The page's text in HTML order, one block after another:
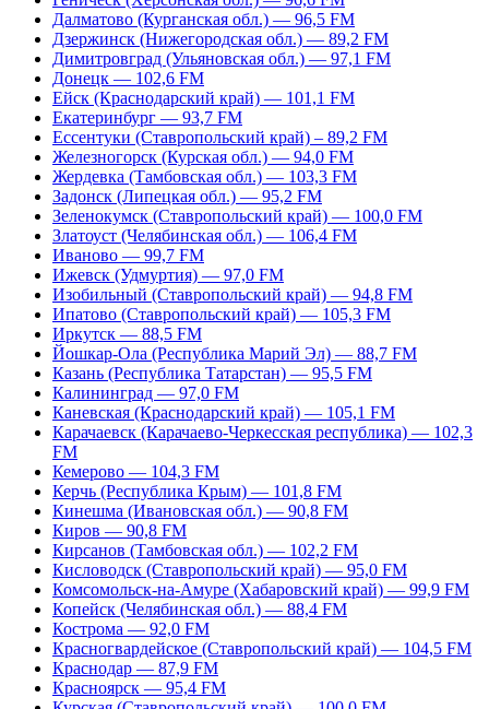
Далматово (Курганская обл.) — 96,5 FM
Дзержинск (Нижегородская обл.) — 89,2 FM
Димитровград (Ульяновская обл.) — 97,1 FM
Донецк — 102,6 FM
Ейск (Краснодарский край) — 101,1 FM
Екатеринбург — 93,7 FM
Ессентуки (Ставропольский край) – 89,2 FM
Железногорск (Курская обл.) — 94,0 FM
Жердевка (Тамбовская обл.) — 103,3 FM
Задонск (Липецкая обл.) — 95,2 FM
Зеленокумск (Ставропольский край) — 100,0 FM
Златоуст (Челябинская обл.) — 106,4 FM
Иваново — 99,7 FM
Ижевск (Удмуртия) — 97,0 FM
Изобильный (Ставропольский край) — 94,8 FM
Ипатово (Ставропольский край) — 105,3 FM
Иркутск — 88,5 FM
Йошкар-Ола (Республика Марий Эл) — 88,7 FM
Казань (Республика Татарстан) — 95,5 FM
Калининград — 97,0 FM
Каневская (Краснодарский край) — 105,1 FM
Карачаевск (Карачаево-Черкесская республика) — 102,3
FM
Кемерово — 104,3 FM
Керчь (Республика Крым) — 101,8 FM
Кинешма (Ивановская обл.) — 90,8 FM
Киров — 90,8 FM
Кирсанов (Тамбовская обл.) — 102,2 FM
Кисловодск (Ставропольский край) — 95,0 FM
Комсомольск-на-Амуре (Хабаровский край) — 99,9 FM
Копейск (Челябинская обл.) — 88,4 FM
Кострома — 92,0 FM
Красногвардейское (Ставропольский край) — 104,5 FM
Краснодар — 87,9 FM
Красноярск — 95,4 FM